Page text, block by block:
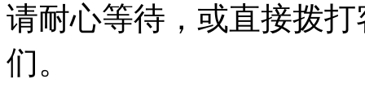
请耐心等待，或直接拨
们。